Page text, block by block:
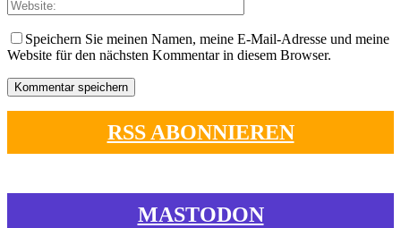
Speichern Sie meinen Namen, meine E-Mail-Adresse und meine
Website für den nächsten Kommentar in diesem Browser.
RSS ABONNIEREN
MASTODON